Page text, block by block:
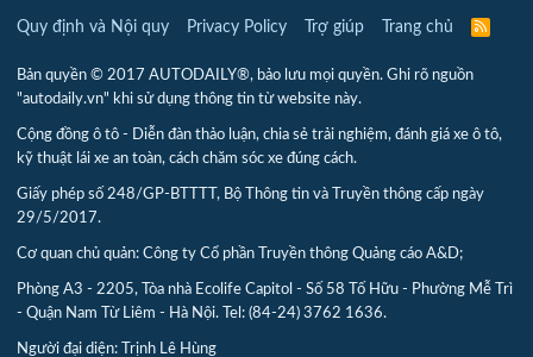
Quy định và Nội quy Privacy Policy Trợ giúp Trang chủ
R
Bản quyền © 2017 AUTODAILY®, bảo lưu mọi quyền. Ghi rõ nguồn
"autodaily.vn" khi sử dụng thông tin từ website này.
Cộng đồng ô tô - Diễn đàn thảo luận, chia sẻ trải nghiệm, đánh giá xe ô tô,
kỹ thuật lái xe an toàn, cách chăm sóc xe đúng cách.
Giấy phép số 248/GP-BTTTT, Bộ Thông tin và Truyền thông cấp ngày
29/5/2017.
Cơ quan chủ quản: Công ty Cổ phần Truyền thông Quảng cáo A&D;
Phòng A3 - 2205, Tòa nhà Ecolife Capitol - Số 58 Tố Hữu - Phường Mễ Trì
- Quận Nam Từ Liêm - Hà Nội. Tel: (84-24) 3762 1636.
Người đại diện: Trịnh Lê Hùng